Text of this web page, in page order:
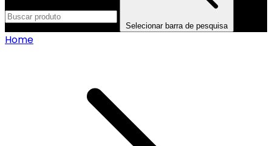
Selecionar barra de pesquisa
Home